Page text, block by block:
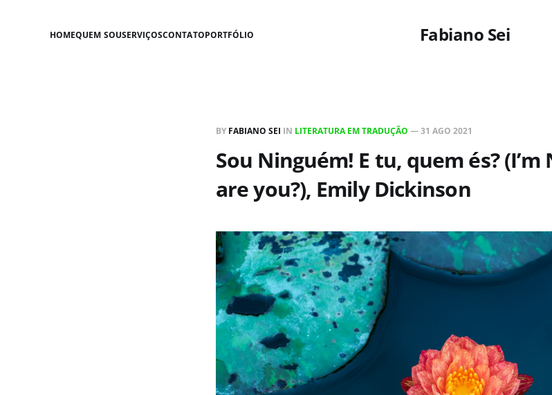
Fabiano Sei
HOMEQUEM SOUSERVIÇOSCONTATOPORTFÓLIO
BY FABIANO SEI IN LITERATURA EM TRADUÇÃO —31 AGO 2021
Sou Ninguém! E tu, quem és?
are you?), Emily Dickinson